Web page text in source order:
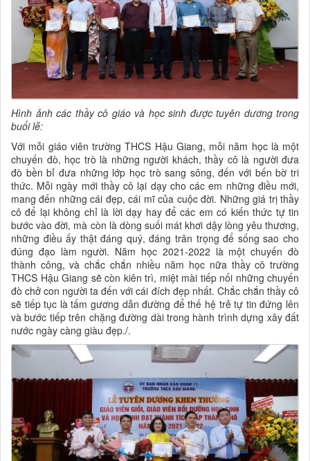
Hình ảnh các thầy cô giáo và học sinh được tuyên dương trong
buổi lễ:
Với mỗi giáo viên trường THCS Hậu Giang, mỗi năm học là một
chuyến đò, học trò là những người khách, thầy cô là người đưa
đò bền bỉ đưa những lớp học trò sang sông, đến với bến bờ tri
thức. Mỗi ngày mới thầy cô lại dạy cho các em những điều mới,
mang đến những cái đẹp, cái mĩ của cuộc đời. Những giá trị thầy
cô để lại không chỉ là lời dạy hay để các em có kiến thức tự tin
bước vào đời, mà còn là dòng suối mát khơi dậy lòng yêu thương,
những điều ấy thật đáng quý, đáng trân trọng để sống sao cho
đúng đạo làm người. Năm học 2021-2022 là một chuyến đò
thành công, và chắc chắn nhiều năm học nữa thầy cô trường
THCS Hậu Giang sẽ còn kiên trì, miệt mài tiếp nối những chuyến
đò chở con người ta đến với cái đích đẹp nhất. Chắc chắn thầy cô
sẽ tiếp tục là tấm gương dẫn đường để thế hệ trẻ tự tin đứng lên
và bước tiếp trên chặng đường dài trong hành trình dựng xây đất
nước ngày càng giàu đẹp./.